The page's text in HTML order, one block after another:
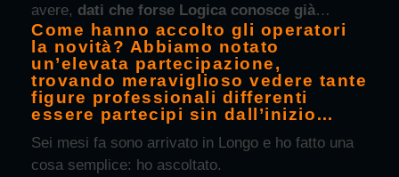
avere, dati che forse Logica conosce già…
Come hanno accolto gli operatori
la novità? Abbiamo notato
un’elevata partecipazione,
trovando meraviglioso vedere tante
figure professionali differenti
essere partecipi sin dall’inizio…
Sei mesi fa sono arrivato in Longo e ho fatto una
cosa semplice: ho ascoltato.